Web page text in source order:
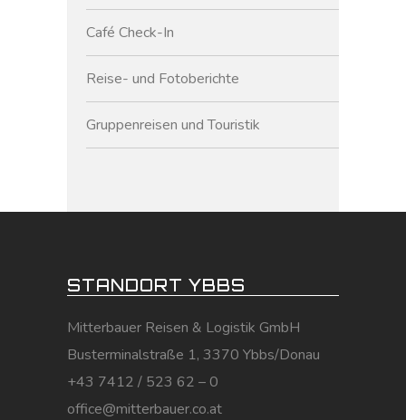
Café Check-In
Reise- und Fotoberichte
Gruppenreisen und Touristik
STANDORT YBBS
Mitterbauer Reisen & Logistik GmbH
Busterminalstraße 1, 3370 Ybbs/Donau
+43 7412 / 523 62 – 0
office@mitterbauer.co.at